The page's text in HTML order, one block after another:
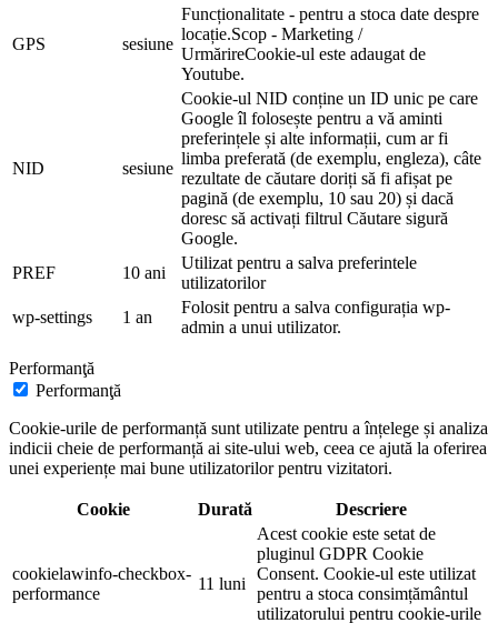
GPS sesiune
Funcționalitate - pentru a stoca date despre
locație.Scop - Marketing /
UrmărireCookie-ul este adaugat de
Youtube.
NID sesiune
Cookie-ul NID conține un ID unic pe care
Google îl folosește pentru a vă aminti
preferințele și alte informații, cum ar fi
limba preferată (de exemplu, engleza), câte
rezultate de căutare doriți să fi afișat pe
pagină (de exemplu, 10 sau 20) și dacă
doresc să activați filtrul Căutare sigură
Google.
PREF
10 ani
Utilizat pentru a salva preferintele
utilizatorilor
wp-settings
1 an
Folosit pentru a salva configurația wp-
admin a unui utilizator.
Performanţă
Performanţă
Cookie-urile de performanță sunt utilizate pentru a înțelege și analiza
indicii cheie de performanță ai site-ului web, ceea ce ajută la oferirea
unei experiențe mai bune utilizatorilor pentru vizitatori.
Cookie Durată Descriere
cookielawinfo-checkbox-
performance
11 luni
Acest cookie este setat de
pluginul GDPR Cookie
Consent. Cookie-ul este utilizat
pentru a stoca consimțământul
utilizatorului pentru cookie-urile